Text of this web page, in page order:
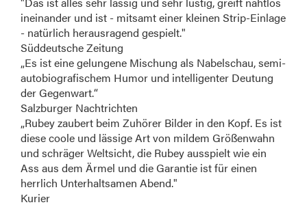
ineinander und ist - mitsamt einer kleinen Strip-Einlage
- natürlich herausragend gespielt."
Süddeutsche Zeitung
„Es ist eine gelungene Mischung als Nabelschau, semi-
autobiografischem Humor und intelligenter Deutung
der Gegenwart.“
Salzburger Nachtrichten
„Rubey zaubert beim Zuhörer Bilder in den Kopf. Es ist
diese coole und lässige Art von mildem Größenwahn
und schräger Weltsicht, die Rubey ausspielt wie ein
Ass aus dem Ärmel und die Garantie ist für einen
herrlich Unterhaltsamen Abend."
Kurier